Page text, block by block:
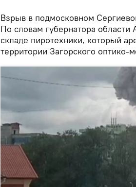
Взрыв в подмосковном
По словам губернатора
складе пиротехники, который
территории Загорского оптико-